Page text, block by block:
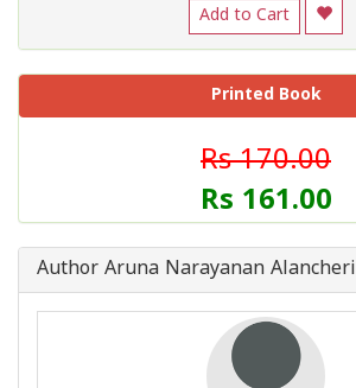
Add to Cart
Printed Book
Rs 170.00
Rs 161.00
Author Aruna Narayanan Alancheri